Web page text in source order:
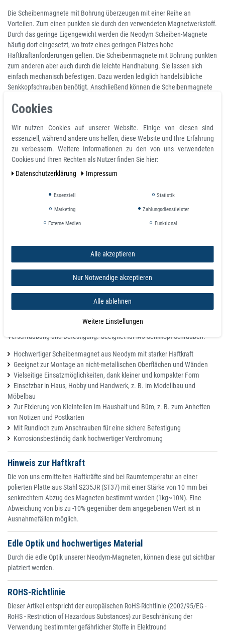
Die Scheibenmagnete mit Bohrung überzeugen mit einer Reihe an
Vorteilen. Zum einen punkten sie durch den verwendeten Magnetwerkstoff.
Durch das geringe Eigengewicht werden die Neodym Scheiben-Magnete
häufig dort eingesetzt, wo trotz eines geringen Platzes hohe
Haftkraftanforderungen gelten. Die Scheibenmagnete mit Bohrung punkten
zum anderen aber auch durch die leichte Handhabung. Sie lassen sich
einfach mechanisch befestigen. Dazu werden lediglich handelsübliche
Senkkopfschrauben benötigt. Anschließend können die Scheibenmagnete
Produkteigenschaften
Ringmagnet mit Bohrung und Senkung Süd Ø 8,0 x 2,2 x 5,0 mm Neodym
N35 - hält 1,5 kg
Gesamtdurchmesser D 8,0 mm
Gesamthöhe H 5,0 mm
Toleranz +/- 0,1 mm
Magnetisierungrichtung axial (parallel zur Höhe)
Info zu diesem Artikel
Neodym-Magnete - Flachleistenmagnete in verschiedenen Größen zur
Auswahl Neodym Flachleisten erzeugen dank Metall Ummantelung eine
Bretter oder Ähnliches. Das U Profil verfügt über ein Loch zur festen
Verschraubung und Befestigung. Geeignet für M3 Senkkopf Schrauben.
Hochwertiger Scheibenmagnet aus Neodym mit starker Haftkraft
Geeignet zur Montage an nicht-metallischen Oberflächen und Wänden
Vielseitige Einsatzmöglichkeiten, dank kleiner und kompakter Form
Einsetzbar in Haus, Hobby und Handwerk, z. B. im Modellbau und
Möbelbau
Zur Fixierung von Kleinteilen im Haushalt und Büro, z. B. zum Anheften
von Notizen und Postkarten
Mit Rundloch zum Anschrauben für eine sichere Befestigung
Korrosionsbeständig dank hochwertiger Verchromung
Hinweis zur Haftkraft
Die von uns ermittelten Haftkräfte sind bei Raumtemperatur an einer
polierten Platte aus Stahl S235JR (ST37) mit einer Stärke von 10 mm bei
senkrechtem Abzug des Magneten bestimmt worden (1kg~10N). Eine
Abweichung von bis zu -10% gegenüber dem angegebenen Wert ist in
Ausnahmefällen möglich.
Edle Optik und hochwertiges Material
Durch die edle Optik unserer Neodym-Magneten, können diese gut sichtbar
platziert werden.
ROHS-Richtlinie
Dieser Artikel entspricht der europäischen RoHS-Richtlinie (2002/95/EG -
RoHS - Restriction of Hazardous Substances) zur Beschränkung der
Verwendung bestimmter gefährlicher Stoffe in Elektround
Cookies
Wir nutzen Cookies auf unserer Website. Einige von diesen sind
essenziell, während andere uns helfen, diese Website und Ihre Erfahrung
zu verbessern. Weitere Informationen zu den von uns verwendeten
Cookies und Ihren Rechten als Nutzer finden Sie hier:
Daten­schutz­erklärung
Impressum
Essenziell Statistik
Marketing Zahlungsdienstleister
Externe Medien Funktional
Alle akzeptieren
Nur Notwendige akzeptieren
Alle ablehnen
Weitere Einstellungen